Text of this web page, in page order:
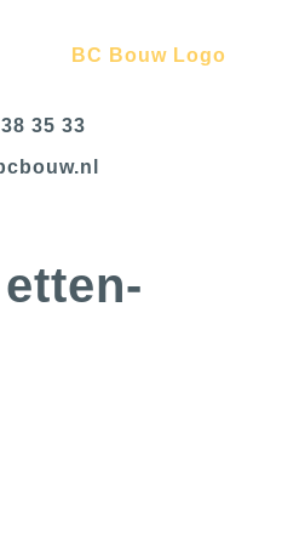
35 33